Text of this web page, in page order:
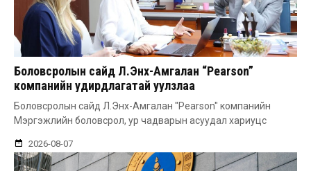
Боловсролын сайд Л.Энх-Амгалан “Pearson”
компанийн удирдлагатай уулзлаа
Боловсролын сайд Л.Энх-Амгалан "Pearson" компанийн
Мэргэжлийн боловсрол, ур чадварын асуудал хариуцс
2026-08-07